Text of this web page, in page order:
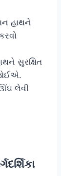
હાથને
સુરક્ષિત
લેવી